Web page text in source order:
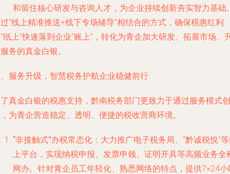
和留住核心研发与咨询人才，为企业持续创新夯实智力基础
“线上精准推送+线下专场辅导”相结合的方式，确保税惠红利
纸上”快速落到企业“账上”，转化为青企加大研发、拓展市场、
务的真金白银。
服务升级，智慧税务护航企业稳健前行
真金白银的税惠支持，黔南税务部门更致力于通过服务模式创
为青企营造稳定、透明、便捷的税收营商环境。
“非接触式”办税常态化 ：大力推广电子税务局、“黔诚税悦”
上平台，实现纳税申报、发票申领、证明开具等高频业务全
网办。针对青企员工年轻化、熟悉网络的特点，提供7×24小